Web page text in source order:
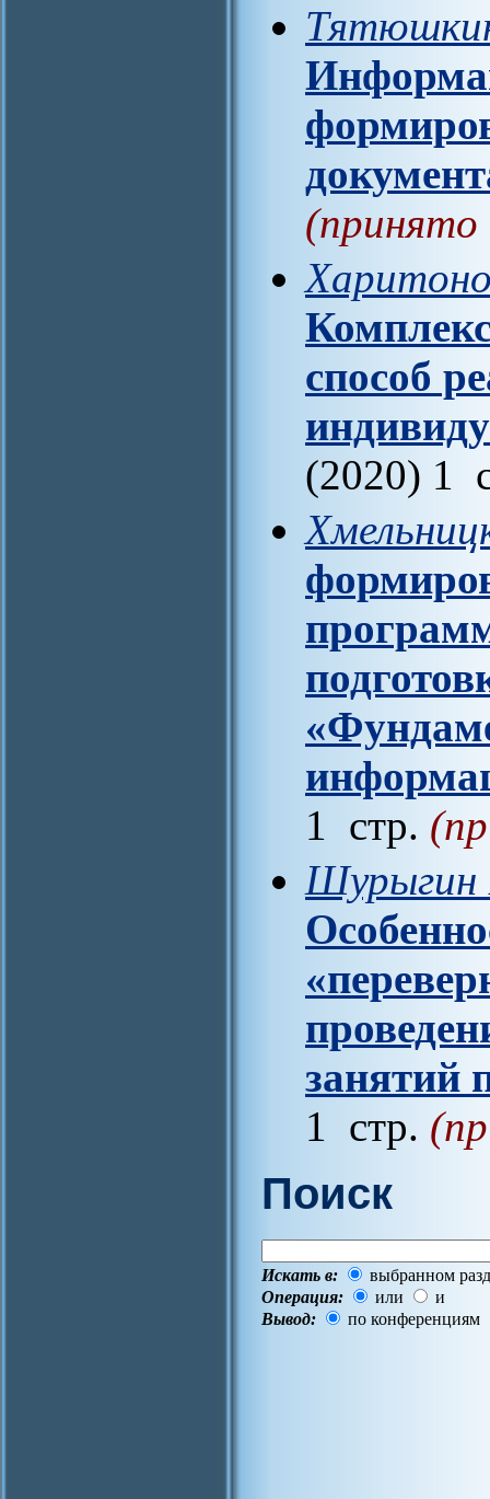
(принято
способ
(2020) 1
1 стр.
Шурыгин
занятий
1 стр.
Поиск
Искать в:
выбранном
Операция:
или
и
Вывод:
по конференциям